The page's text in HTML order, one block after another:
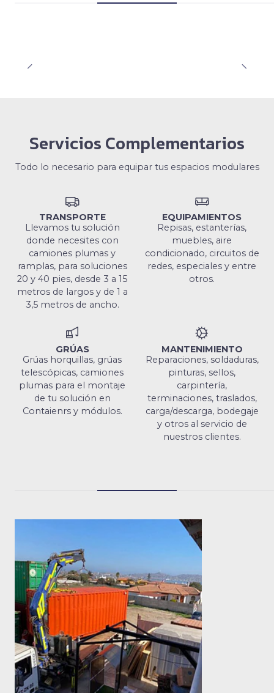
Servicios Complementarios
Todo lo necesario para equipar tus espacios modulares
TRANSPORTE
Llevamos tu solución
donde necesites con
camiones plumas y
ramplas, para soluciones
20 y 40 pies, desde 3 a 15
metros de largos y de 1 a
3,5 metros de ancho.
EQUIPAMIENTOS
Repisas, estanterías,
muebles, aire
condicionado, circuitos de
redes, especiales y entre
otros.
GRÚAS
Grúas horquillas, grúas
telescópicas, camiones
plumas para el montaje
de tu solución en
Contaienrs y módulos.
MANTENIMIENTO
Reparaciones, soldaduras,
pinturas, sellos,
carpintería,
terminaciones, traslados,
carga/descarga, bodegaje
y otros al servicio de
nuestros clientes.